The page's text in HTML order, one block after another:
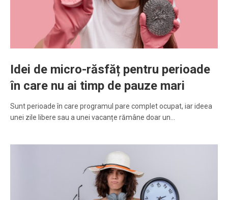
Idei de micro-răsfăț pentru perioade
în care nu ai timp de pauze mari
Sunt perioade în care programul pare complet ocupat, iar ideea
unei zile libere sau a unei vacanțe rămâne doar un…